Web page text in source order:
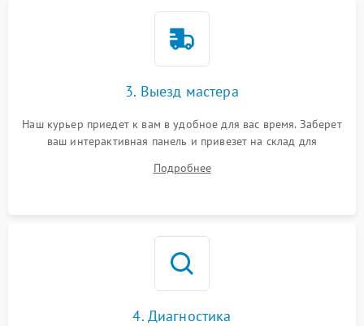
3. Выезд мастера
Наш курьер приедет к вам в удобное для вас время. Заберет
ваш интерактивная панель и привезет на склад для
Подробнее
4. Диагностика